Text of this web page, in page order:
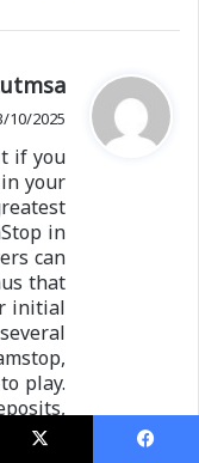
ي
ق
ل
23/10/2025 الساعة
if you
your
in
can
that
initial
play.